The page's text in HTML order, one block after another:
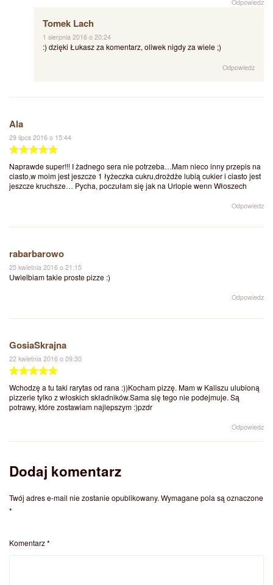
Odpowiedz
Tomek Lach
1 sierpnia 2016 o 20:24
:) dzięki Łukasz za komentarz, oliwek nigdy za wiele ;)
Odpowiedz
Ala
29 lipca 2016 o 15:44
Naprawde super!!! I żadnego sera nie potrzeba…Mam nieco inny przepis na
ciasto,w moim jest jeszcze 1 łyżeczka cukru,drożdże lubią cukier i ciasto jest
jeszcze kruchsze… Pycha, poczułam się jak na Urlopie wenn Włoszech
Odpowiedz
rabarbarowo
25 kwietnia 2016 o 21:15
Uwielbiam takie proste pizze :)
Odpowiedz
GosiaSkrajna
22 kwietnia 2016 o 09:30
Wchodzę a tu taki rarytas od rana :))Kocham pizzę. Mam w Kaliszu ulubioną
pizzerie tylko z włoskich składników.Sama się tego nie podejmuje. Są
potrawy, które zostawiam najlepszym :)pzdr
Odpowiedz
Dodaj komentarz
Twój adres e-mail nie zostanie opublikowany.Wymagane pola są oznaczone
*
Komentarz*